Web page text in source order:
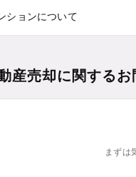
ションについて
産売却に関するお
まずは